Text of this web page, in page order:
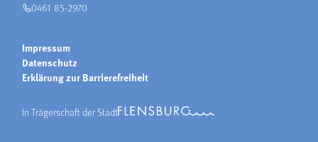
0461 85-2970
In Trägerschaft der Stadt
Impressum
Datenschutz
Erklärung zur Barrierefreiheit